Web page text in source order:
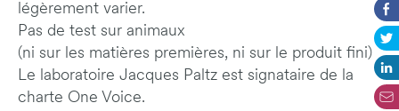
légèrement varier.
Pas de test sur animaux
(ni sur les matières premières, ni sur le produit fini)
Le laboratoire Jacques Paltz est signataire de la
charte One Voice.